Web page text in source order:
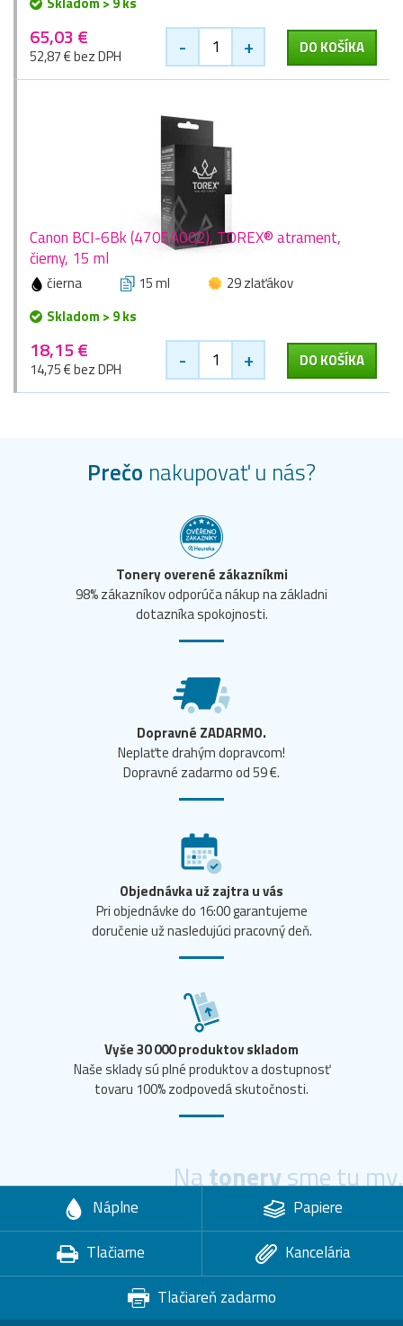
65,03 €
52,87 € bez DPH - + DO KOŠÍKA
Canon BCI-6Bk (4705A002), TOREX® atrament,
čierny, 15 ml
čierna 15 ml
29 zlaťákov
Skladom > 9 ks
18,15 €
14,75 € bez DPH - + DO KOŠÍKA
Prečo nakupovať u nás?
Tonery overené zákazníkmi
98% zákazníkov odporúča nákup na základni
dotazníka spokojnosti.
Dopravné ZADARMO.
Neplaťte drahým dopravcom!
Dopravné zadarmo od 59 €.
Objednávka už zajtra u vás
Pri objednávke do 16:00 garantujeme
doručenie už nasledujúci pracovný deň.
Vyše 30 000 produktov skladom
Naše sklady sú plné produktov a dostupnosť
tovaru 100% zodpovedá skutočnosti.
Natonerysme tu my.
Náplne
Papiere
Tlačiarne
Kancelária
Tlačiareň zadarmo